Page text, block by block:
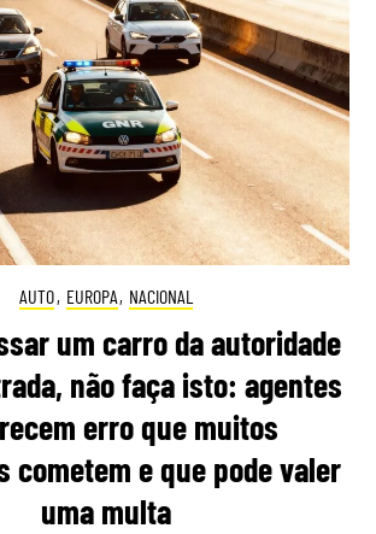
AUTO, EUROPA, NACIONAL
um carro da autoridade
não faça isto: agentes
erro que muitos
cometem e que pode valer
uma multa